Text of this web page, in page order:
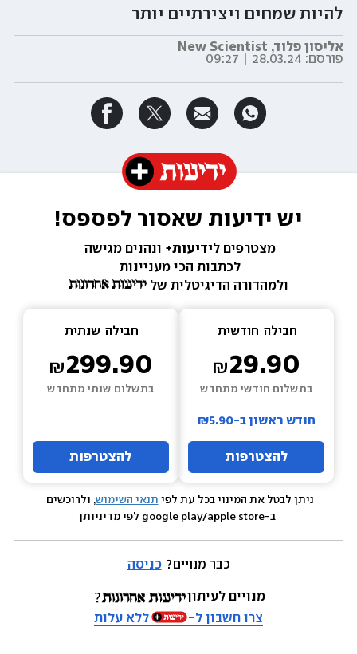
להיות שמחים ויצירתיים יותר
אליסון פלוד, New Scientist
פורסם: 28.03.24 | 09:27
יש ידיעות שאסור לפספס!
מצטרפים לידיעות+ ונהנים מגישה
לכתבות הכי מעניינות
ולמהדורה הדיגיטלית של
חבילה חודשית
29.90
בתשלום חודשי מתחדש
חודש ראשון ב-₪5.90
להצטרפות
חבילה שנתית
299.90
בתשלום שנתי מתחדש
להצטרפות
ניתן לבטל את המינוי בכל עת לפי תנאי השימוש; ולרוכשים
כבר מנויים? כניסה
מנויים לעיתון
צרו חשבון ל-
ללא עלות